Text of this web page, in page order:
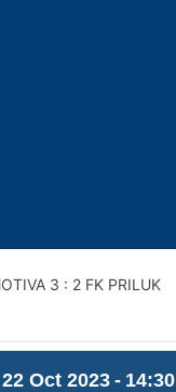
3 : 2 FK PRILUK
22 Oct 2023 - 14:30